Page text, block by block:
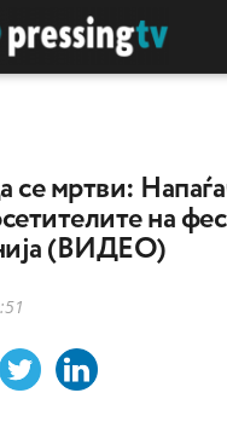
се мртви:
на
(ВИДЕО)